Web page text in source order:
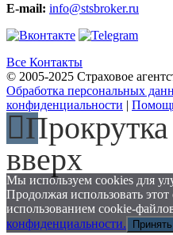
E-mail: info@stsbroker.ru
Все Контакты
© 2005-2025 Страховое
Обработка персональных
конфиденциальности
Прокрутка
вверх
Мы используем cookies для
Продолжая использовать этот
использованием cookie-
конфиденциальности.
Принять